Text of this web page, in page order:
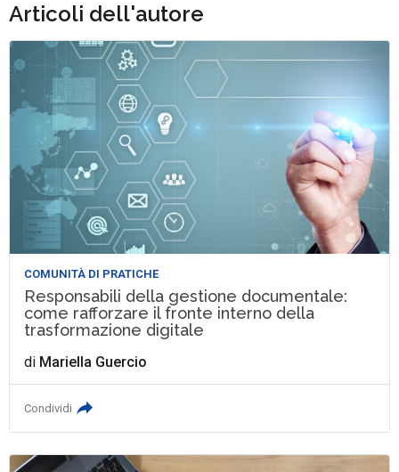
Articoli dell'autore
COMUNITÀ DI PRATICHE
Responsabili della gestione documentale:
come rafforzare il fronte interno della
trasformazione digitale
di Mariella Guercio
Condividi